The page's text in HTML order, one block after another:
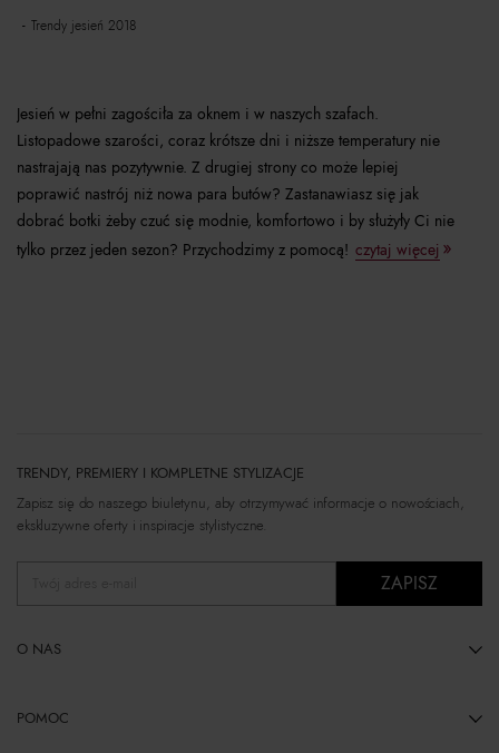
trendy jesień 2018
Jesień w pełni zagościła za oknem i w naszych szafach.
Listopadowe szarości, coraz krótsze dni i niższe temperatury nie
nastrajają nas pozytywnie. Z drugiej strony co może lepiej
poprawić nastrój niż nowa para butów? Zastanawiasz się jak
dobrać botki żeby czuć się modnie, komfortowo i by służyły Ci nie
tylko przez jeden sezon? Przychodzimy z pomocą! czytaj więcej
TRENDY, PREMIERY I KOMPLETNE STYLIZACJE
Zapisz się do naszego biuletynu, aby otrzymywać informacje o nowościach,
ekskluzywne oferty i inspiracje stylistyczne.
ZAPISZ
O NAS
POMOC